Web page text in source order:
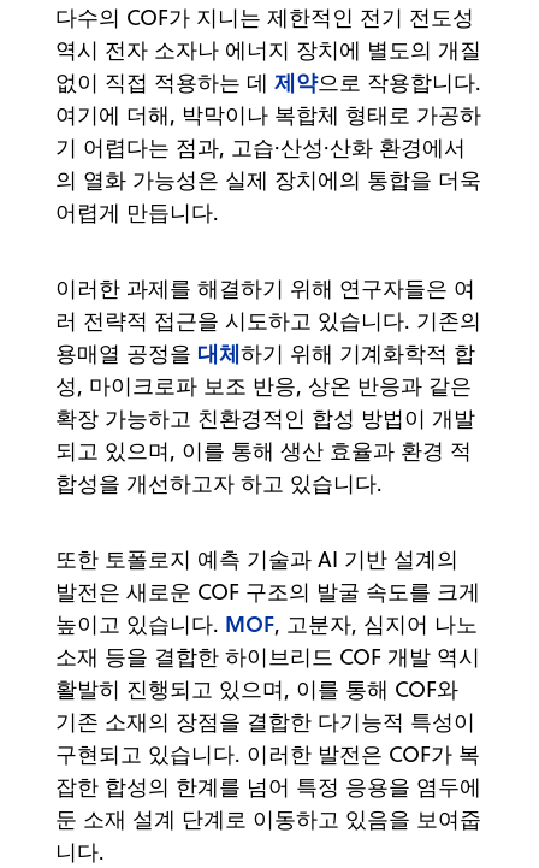
다수의 COF가 지니는 제한적인 전기 전도성
역시 전자 소자나 에너지 장치에 별도의 개질
없이 직접 적용하는 데 제약으로 작용합니다.
여기에 더해, 박막이나 복합체 형태로 가공하
기 어렵다는 점과, 고습·산성·산화 환경에서
의 열화 가능성은 실제 장치에의 통합을 더욱
어렵게 만듭니다.
이러한 과제를 해결하기 위해 연구자들은 여
러 전략적 접근을 시도하고 있습니다. 기존의
용매열 공정을 대체하기 위해 기계화학적 합
성, 마이크로파 보조 반응, 상온 반응과 같은
확장 가능하고 친환경적인 합성 방법이 개발
되고 있으며, 이를 통해 생산 효율과 환경 적
합성을 개선하고자 하고 있습니다.
또한 토폴로지 예측 기술과 AI 기반 설계의
발전은 새로운 COF 구조의 발굴 속도를 크게
높이고 있습니다. MOF, 고분자, 심지어 나노
소재 등을 결합한 하이브리드 COF 개발 역시
활발히 진행되고 있으며, 이를 통해 COF와
기존 소재의 장점을 결합한 다기능적 특성이
구현되고 있습니다. 이러한 발전은 COF가 복
잡한 합성의 한계를 넘어 특정 응용을 염두에
둔 소재 설계 단계로 이동하고 있음을 보여줍
니다.